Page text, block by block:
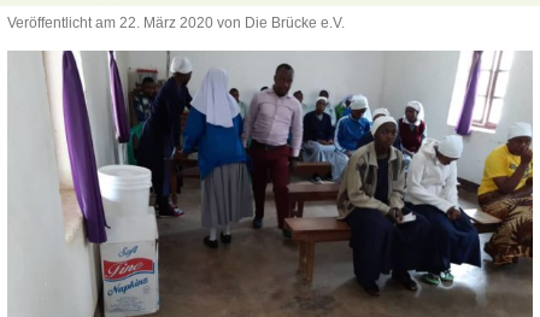
Veröffentlicht am 22. März 2020 von Die Brücke e.V.